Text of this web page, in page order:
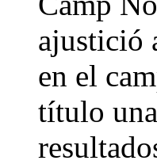
ajustició
en el
título